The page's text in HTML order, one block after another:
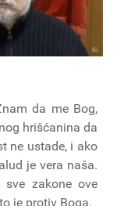
da me Bog,
hrišćanina da
ne ustade, i ako
je vera naša.
sve zakone ove
je protiv Boga.